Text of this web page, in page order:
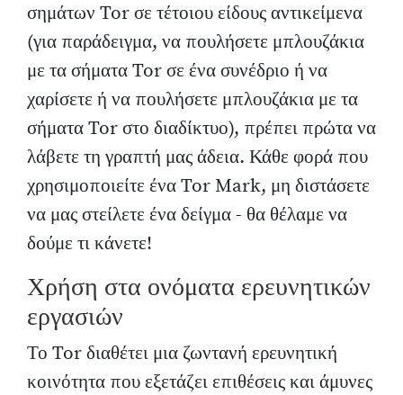
σημάτων Tor σε τέτοιου είδους αντικείμενα
(για παράδειγμα, να πουλήσετε μπλουζάκια
με τα σήματα Tor σε ένα συνέδριο ή να
χαρίσετε ή να πουλήσετε μπλουζάκια με τα
σήματα Tor στο διαδίκτυο), πρέπει πρώτα να
λάβετε τη γραπτή μας άδεια. Κάθε φορά που
χρησιμοποιείτε ένα Tor Mark, μη διστάσετε
να μας στείλετε ένα δείγμα - θα θέλαμε να
δούμε τι κάνετε!
Χρήση στα ονόματα ερευνητικών
εργασιών
Το Tor διαθέτει μια ζωντανή ερευνητική
κοινότητα που εξετάζει επιθέσεις και άμυνες